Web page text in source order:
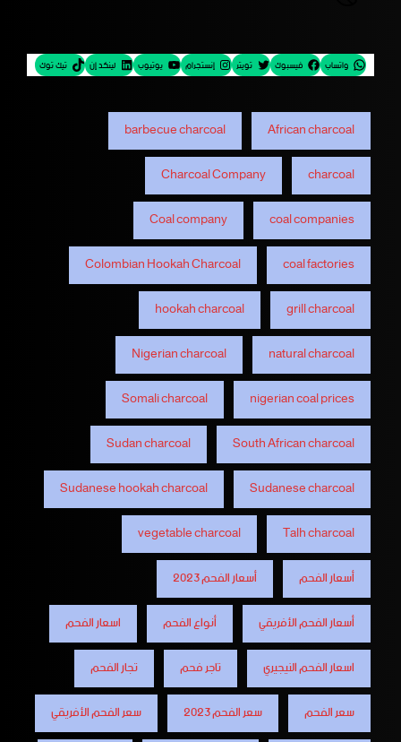
واتساب فيسبوك تويتر إنستجرام يوتيوب لينكد إن تيك توك
African charcoal
barbecue charcoal
charcoal
Charcoal Company
coal companies
Coal company
coal factories
Colombian Hookah Charcoal
grill charcoal
hookah charcoal
natural charcoal
Nigerian charcoal
nigerian coal prices
Somali charcoal
South African charcoal
Sudan charcoal
Sudanese charcoal
Sudanese hookah charcoal
Talh charcoal
vegetable charcoal
أسعار الفحم
أسعار الفحم 2023
أسعار الفحم الأفريقي
أنواع الفحم
اسعار الفحم
اسعار الفحم النيجيري
تاجر فحم
تجار الفحم
سعر الفحم
سعر الفحم 2023
سعر الفحم الأفريقي